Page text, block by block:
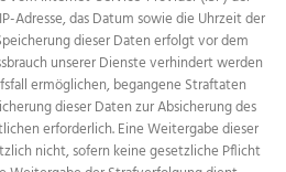
Adresse, das Datum sowie die Uhrzeit der
dieser Daten erfolgt vor dem
unserer Dienste verhindert werden
ermöglichen, begangene Straftaten
dieser Daten zur Absicherung des
erforderlich. Eine Weitergabe dieser
nicht, sofern keine gesetzliche Pflicht